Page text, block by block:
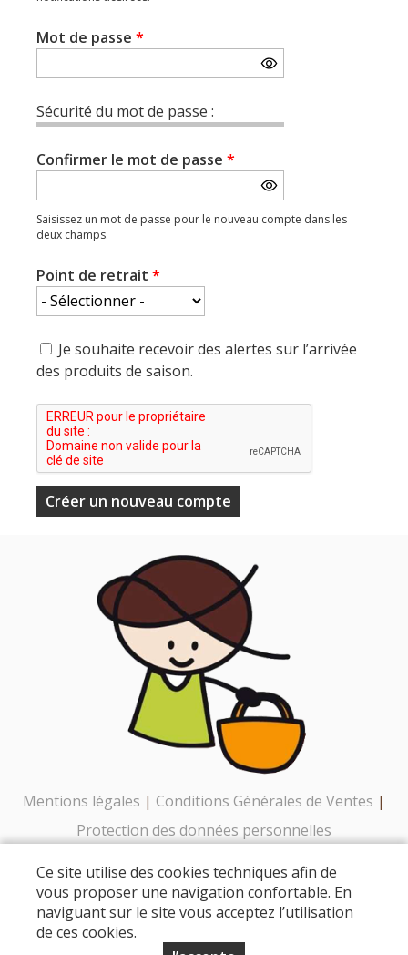
Mot de passe *
Sécurité du mot de passe :
Confirmer le mot de passe *
Saisissez un mot de passe pour le nouveau compte dans les
deux champs.
Point de retrait *
Je souhaite recevoir des alertes sur l’arrivée
des produits de saison.
Mentions légales | Conditions Générales de Ventes |
Protection des données personnelles
© Copyright 2026 - USSES ET BORNES : PRODUCTEURS EN
VENTE DIRECTE - Tous droits réservés - Conception :
Dynapse
Ce site utilise des cookies techniques afin de
vous proposer une navigation confortable. En
naviguant sur le site vous acceptez l’utilisation
de ces cookies.